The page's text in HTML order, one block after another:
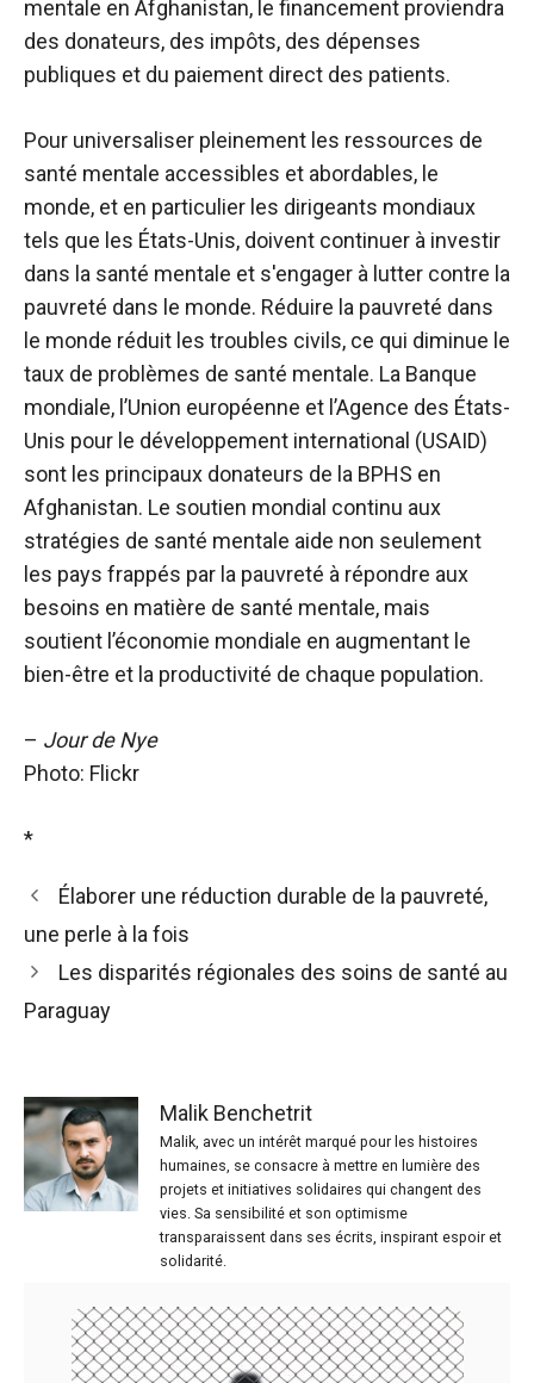
mentale en Afghanistan, le financement proviendra
des donateurs, des impôts, des dépenses
publiques et du paiement direct des patients.
Pour universaliser pleinement les ressources de
santé mentale accessibles et abordables, le
monde, et en particulier les dirigeants mondiaux
tels que les États-Unis, doivent continuer à investir
dans la santé mentale et s'engager à lutter contre la
pauvreté dans le monde. Réduire la pauvreté dans
le monde réduit les troubles civils, ce qui diminue le
taux de problèmes de santé mentale. La Banque
mondiale, l’Union européenne et l’Agence des États-
Unis pour le développement international (USAID)
sont les principaux donateurs de la BPHS en
Afghanistan. Le soutien mondial continu aux
stratégies de santé mentale aide non seulement
les pays frappés par la pauvreté à répondre aux
besoins en matière de santé mentale, mais
soutient l’économie mondiale en augmentant le
bien-être et la productivité de chaque population.
– Jour de Nye
Photo: Flickr
*
Élaborer une réduction durable de la pauvreté,
une perle à la fois
Les disparités régionales des soins de santé au
Paraguay
Malik Benchetrit
Malik, avec un intérêt marqué pour les histoires
humaines, se consacre à mettre en lumière des
projets et initiatives solidaires qui changent des
vies. Sa sensibilité et son optimisme
transparaissent dans ses écrits, inspirant espoir et
solidarité.